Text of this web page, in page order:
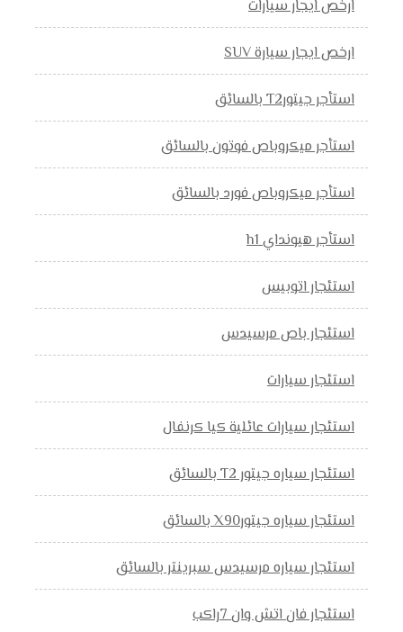
ارخص ايجار سيارات
ارخص ايجار سيارة SUV
استأجر جيتورT2 بالسائق
استأجر ميكروباص فوتون بالسائق
استأجر ميكروباص فورد بالسائق
استأجر هيونداي h1
استئجار اتوبيس
استئجار باص مرسيدس
استئجار سيارات
استئجار سيارات عائلية كيا كرنفال
استئجار سياره جيتور T2 بالسائق
استئجار سياره جيتورX90 بالسائق
استئجار سياره مرسيدس سبرينتر بالسائق
استئجار فان اتش وان 7راكب